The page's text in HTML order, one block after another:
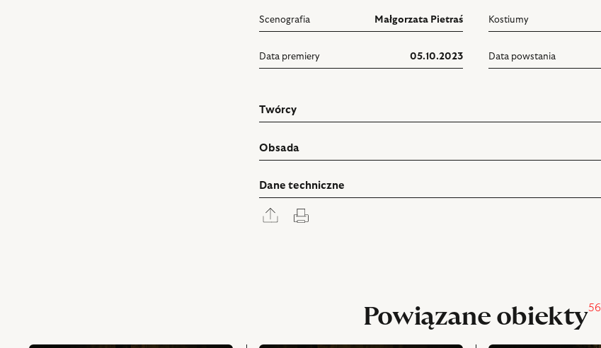
Scenografia Małgorzata Pietraś Kostiumy
Data premiery 05.10.2023 Data powstania
Twórcy
Obsada
Dane techniczne
Rozwiń
panel
Powiązane obiekty56